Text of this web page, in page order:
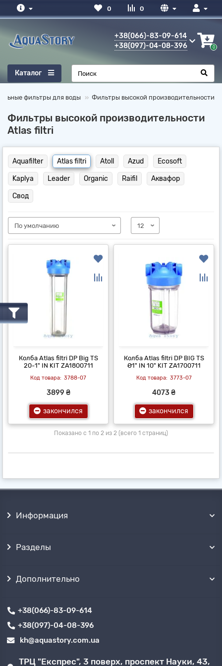
0
0
+38(066)-83-09-614
+38(097)-04-08-396
0
Каталог
фильтры для воды Фильтры высокой производительности
Фильтры высокой производительности
Atlas filtri
Aquafilter Atlas filtri Atoll Azud Ecosoft
Kaplya Leader Organic Raifil Аквафор
Свод
Колба Atlas filtri DP Big TS
20-1" IN KIT ZA1800711
3788-07
3899 ₴
закончился
Колба Atlas filtri DP BIG TS
Ø1" IN 10" KIT ZA1700711
3773-07
4073 ₴
закончился
Показано с 1 по 2 из 2 (всего 1 страниц)
Информация
Разделы
Дополнительно
+38(066)-83-09-614
+38(097)-04-08-396
kh@aquastory.com.ua
ТРЦ "Експрес", 3 поверх, проспект Науки, 43,